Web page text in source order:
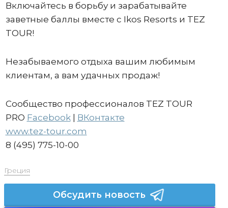
Включайтесь в борьбу и зарабатывайте
заветные баллы вместе с Ikos Resorts и TEZ
TOUR!
Незабываемого отдыха вашим любимым
клиентам, а вам удачных продаж!
Сообщество профессионалов TEZ TOUR
PRO Facebook| ВКонтакте
www.tez-tour.com
8 (495) 775-10-00
Греция
Обсудить новость